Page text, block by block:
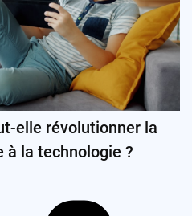
elle révolutionner la
à la technologie ?